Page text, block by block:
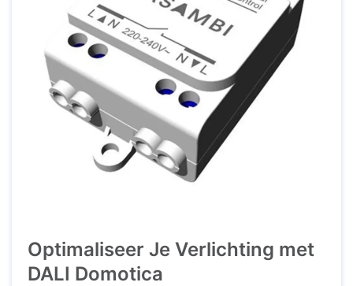
Optimaliseer Je Verlichting met
DALI Domotica